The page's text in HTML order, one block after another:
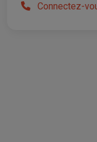
Connectez-